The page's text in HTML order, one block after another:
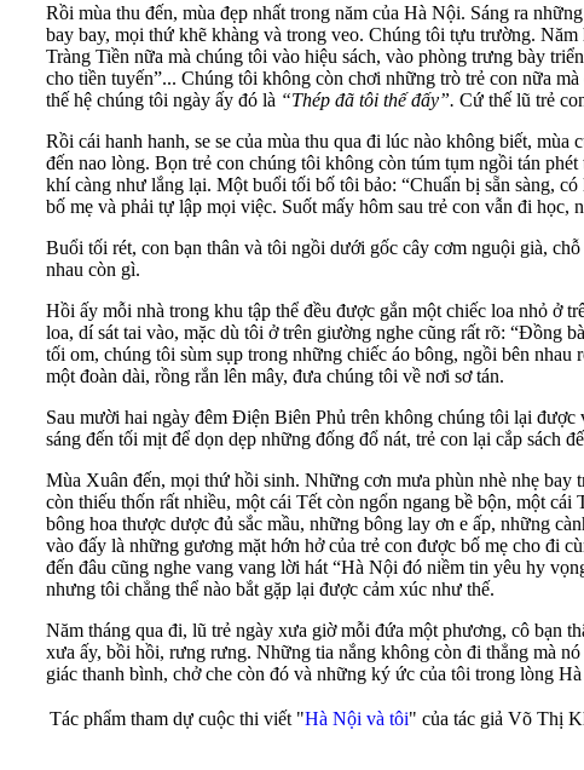
Rồi mùa thu đến, mùa đẹp nhất trong năm của Hà Nội. Sáng ra
bay bay, mọi thứ khẽ khàng và trong veo. Chúng tôi tựu trường.
Tràng Tiền nữa mà chúng tôi vào hiệu sách, vào phòng trưng bày
cho tiền tuyến”... Chúng tôi không còn chơi những trò trẻ con nữa
thế hệ chúng tôi ngày ấy đó là “Thép đã tôi thế đấy”. Cứ thế lũ trẻ
Rồi cái hanh hanh, se se của mùa thu qua đi lúc nào không biết,
đến nao lòng. Bọn trẻ con chúng tôi không còn túm tụm ngồi tán
khí càng như lắng lại. Một buổi tối bố tôi bảo: “Chuẩn bị sẵn sàng,
bố mẹ và phải tự lập mọi việc. Suốt mấy hôm sau trẻ con vẫn đi
Buổi tối rét, con bạn thân và tôi ngồi dưới gốc cây cơm nguội già,
nhau còn gì.
Hồi ấy mỗi nhà trong khu tập thể đều được gắn một chiếc loa nhỏ ở
loa, dí sát tai vào, mặc dù tôi ở trên giường nghe cũng rất rõ: “Đồng
tối om, chúng tôi sùm sụp trong những chiếc áo bông, ngồi bên
một đoàn dài, rồng rắn lên mây, đưa chúng tôi về nơi sơ tán.
Sau mười hai ngày đêm Điện Biên Phủ trên không chúng tôi lại
sáng đến tối mịt để dọn dẹp những đống đổ nát, trẻ con lại cắp sách
Mùa Xuân đến, mọi thứ hồi sinh. Những cơn mưa phùn nhè nhẹ
còn thiếu thốn rất nhiều, một cái Tết còn ngổn ngang bề bộn, một
bông hoa thược dược đủ sắc mầu, những bông lay ơn e ấp, những
vào đấy là những gương mặt hớn hở của trẻ con được bố mẹ cho đi
đến đâu cũng nghe vang vang lời hát “Hà Nội đó niềm tin yêu hy
nhưng tôi chẳng thể nào bắt gặp lại được cảm xúc như thế.
Năm tháng qua đi, lũ trẻ ngày xưa giờ mỗi đứa một phương, cô bạn
xưa ấy, bồi hồi, rưng rưng. Những tia nắng không còn đi thẳng mà
giác thanh bình, chở che còn đó và những ký ức của tôi trong lòng
Tác phẩm tham dự cuộc thi viết "Hà Nội và tôi" của tác giả Võ Thị